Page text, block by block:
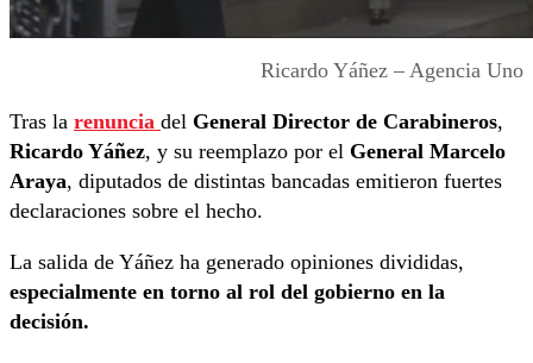
Ricardo Yáñez – Agencia Uno
Tras la renuncia del General Director de Carabineros,
Ricardo Yáñez, y su reemplazo por el General Marcelo
Araya, diputados de distintas bancadas emitieron fuertes
declaraciones sobre el hecho.
La salida de Yáñez ha generado opiniones divididas,
especialmente en torno al rol del gobierno en la
decisión.